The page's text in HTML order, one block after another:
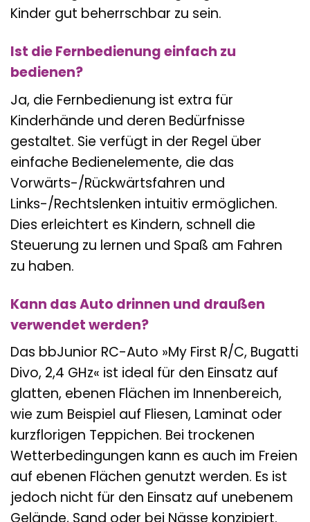
Kinder gut beherrschbar zu sein.
Ist die Fernbedienung einfach zu
bedienen?
Ja, die Fernbedienung ist extra für
Kinderhände und deren Bedürfnisse
gestaltet. Sie verfügt in der Regel über
einfache Bedienelemente, die das
Vorwärts-/Rückwärtsfahren und
Links-/Rechtslenken intuitiv ermöglichen.
Dies erleichtert es Kindern, schnell die
Steuerung zu lernen und Spaß am Fahren
zu haben.
Kann das Auto drinnen und draußen
verwendet werden?
Das bbJunior RC-Auto »My First R/C, Bugatti
Divo, 2,4 GHz« ist ideal für den Einsatz auf
glatten, ebenen Flächen im Innenbereich,
wie zum Beispiel auf Fliesen, Laminat oder
kurzflorigen Teppichen. Bei trockenen
Wetterbedingungen kann es auch im Freien
auf ebenen Flächen genutzt werden. Es ist
jedoch nicht für den Einsatz auf unebenem